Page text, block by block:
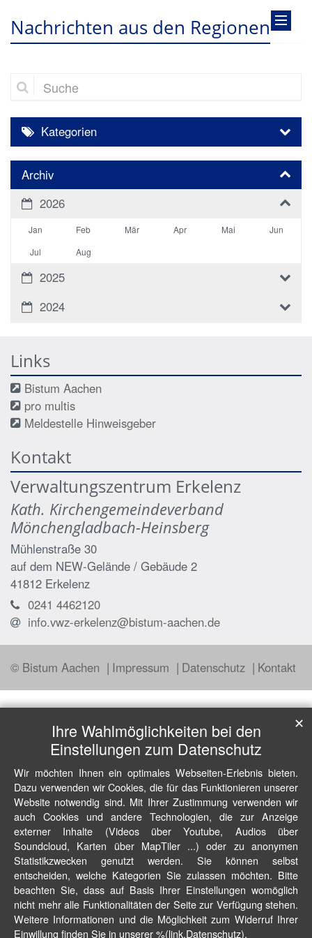
Nachrichten aus den Regionen
Suche
Kategorien
Archiv
2026
Jan Feb Mär Apr Mai
Jun
Jul
Aug
2025
2024
Links
Bistum Aachen
pro multis
Meldestelle Hinweisgeber
Kontakt
Verwaltungszentrum Erkelenz
Kath. Kirchengemeindeverband
Mönchengladbach-Heinsberg
Mühlenstraße 30
auf dem NEW-Gelände / Gebäude 2
41812 Erkelenz
0241 4462120
info.vwz-erkelenz@bistum-aachen.de
© Bistum Aachen Impressum Datenschutz Kontakt
Ihre Wahlmöglichkeiten bei den
Einstellungen zum Datenschutz
Wir möchten Ihnen ein optimales Webseiten-Erlebnis bieten.
Dazu verwenden wir Cookies, die für das Funktionieren unserer
Website notwendig sind. Mit Ihrer Zustimmung verwenden wir
auch Cookies und andere Technologien, die zur Anzeige
externer Inhalte (Videos über Youtube, Audios über
Soundcloud, Karten über MapTiler ...) oder zu anonymen
Statistikzwecken genutzt werden. Sie können selbst
entscheiden, welche Kategorien Sie zulassen möchten. Bitte
beachten Sie, dass auf Basis Ihrer Einstellungen womöglich
nicht mehr alle Funktionalitäten der Seite zur Verfügung stehen.
Weitere Informationen und die Möglichkeit zum Widerruf Ihrer
Einwillung finden Sie in unserer %(link.Datenschutz).
✕